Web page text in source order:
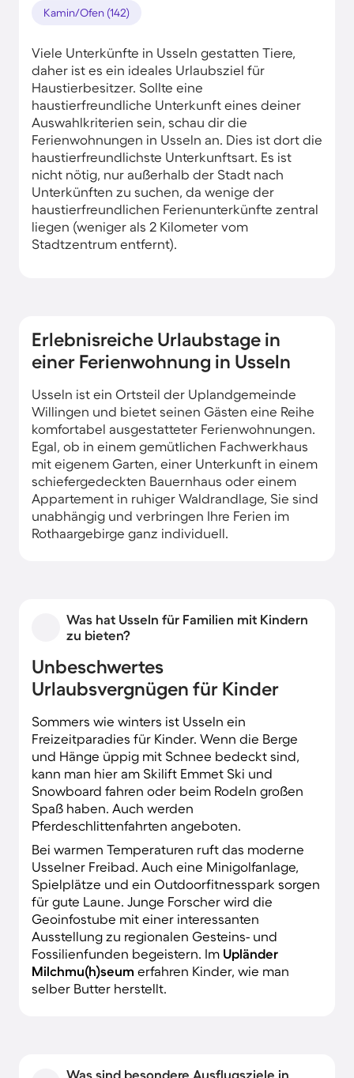
Kamin/Ofen (142)
Viele Unterkünfte in Usseln gestatten Tiere,
daher ist es ein ideales Urlaubsziel für
Haustierbesitzer. Sollte eine
haustierfreundliche Unterkunft eines deiner
Auswahlkriterien sein, schau dir die
Ferienwohnungen in Usseln an. Dies ist dort die
haustierfreundlichste Unterkunftsart. Es ist
nicht nötig, nur außerhalb der Stadt nach
Unterkünften zu suchen, da wenige der
haustierfreundlichen Ferienunterkünfte zentral
liegen (weniger als 2 Kilometer vom
Stadtzentrum entfernt).
Erlebnisreiche Urlaubstage in
einer Ferienwohnung in Usseln
Usseln ist ein Ortsteil der Uplandgemeinde
Willingen und bietet seinen Gästen eine Reihe
komfortabel ausgestatteter Ferienwohnungen.
Egal, ob in einem gemütlichen Fachwerkhaus
mit eigenem Garten, einer Unterkunft in einem
schiefergedeckten Bauernhaus oder einem
Appartement in ruhiger Waldrandlage, Sie sind
unabhängig und verbringen Ihre Ferien im
Rothaargebirge ganz individuell.
Was hat Usseln für Familien mit Kindern
zu bieten?
Unbeschwertes
Urlaubsvergnügen für Kinder
Sommers wie winters ist Usseln ein
Freizeitparadies für Kinder. Wenn die Berge
und Hänge üppig mit Schnee bedeckt sind,
kann man hier am Skilift Emmet Ski und
Snowboard fahren oder beim Rodeln großen
Spaß haben. Auch werden
Pferdeschlittenfahrten angeboten.
Bei warmen Temperaturen ruft das moderne
Usselner Freibad. Auch eine Minigolfanlage,
Spielplätze und ein Outdoorfitnesspark sorgen
für gute Laune. Junge Forscher wird die
Geoinfostube mit einer interessanten
Ausstellung zu regionalen Gesteins- und
Fossilienfunden begeistern. Im Upländer
Milchmu(h)seum erfahren Kinder, wie man
selber Butter herstellt.
Was sind besondere Ausflugsziele in